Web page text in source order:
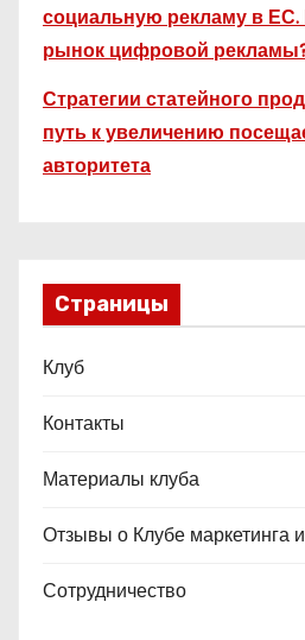
социальную рекламу в ЕС.
рынок цифровой
Стратегии статейного
путь к увеличению
авторитета
Страницы
Клуб
Контакты
Материалы клуба
Отзывы о Клубе маркетинга
Сотрудничество